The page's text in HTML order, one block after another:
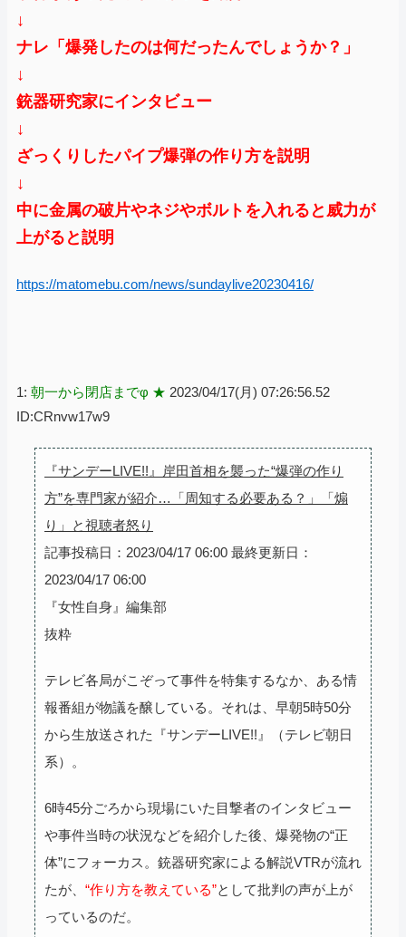
↓
ナレ「爆発したのは何だったんでしょうか？」
↓
銃器研究家にインタビュー
↓
ざっくりしたパイプ爆弾の作り方を説明
↓
中に金属の破片やネジやボルトを入れると威力が
上がると説明
https://matomebu.com/news/sundaylive20230416/
1: 朝一から閉店までφ ★ 2023/04/17(月) 07:26:56.52
ID:CRnvw17w9
『サンデーLIVE!!』岸田首相を襲った“爆弾の作り
方”を専門家が紹介…「周知する必要ある？」「煽
り」と視聴者怒り
記事投稿日：2023/04/17 06:00 最終更新日：
2023/04/17 06:00
『女性自身』編集部
抜粋
テレビ各局がこぞって事件を特集するなか、ある情
報番組が物議を醸している。それは、早朝5時50分
から生放送された『サンデーLIVE!!』（テレビ朝日
系）。
6時45分ごろから現場にいた目撃者のインタビュー
や事件当時の状況などを紹介した後、爆発物の“正
体”にフォーカス。銃器研究家による解説VTRが流れ
たが、 “作り方を教えている”として批判の声が上が
っているのだ。